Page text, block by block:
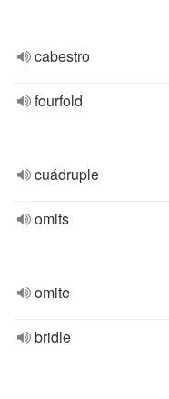
cabestro
fourfold
cuádruple
omits
omite
bridle